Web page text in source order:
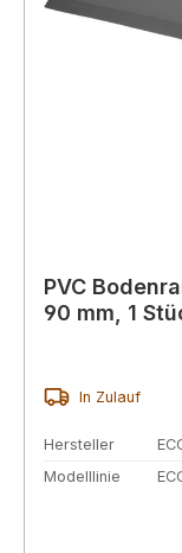
PVC
90 mm, 1
In Zulauf
Hersteller
Modelllinie